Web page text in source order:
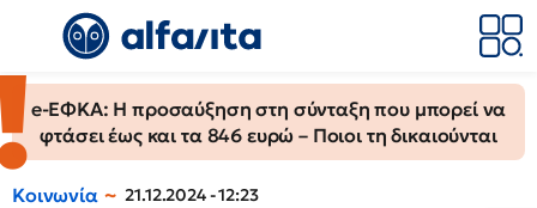
e-ΕΦΚΑ: Η προσαύξηση στη σύνταξη που μπορεί να
φτάσει έως και τα 846 ευρώ – Ποιοι τη δικαιούνται
Κοινωνία 21.12.2024 - 12:23